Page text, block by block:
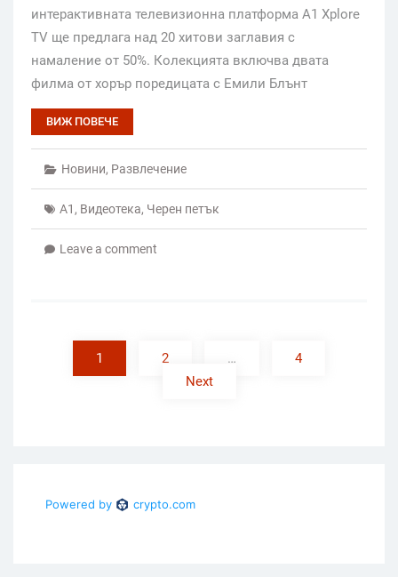
интерактивната телевизионна платформа А1 Xplore
TV ще предлага над 20 хитови заглавия с
намаление от 50%. Колекцията включва двата
филма от хорър поредицата с Емили Блънт
ВИЖ ПОВЕЧЕ
Новини, Развлечение
А1 , Видеотека, Черен петък
Leave a comment
pagination
1 2 …
4
Next